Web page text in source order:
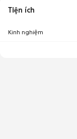
Tiện ích
Kinh nghiệm